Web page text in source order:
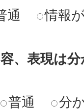
通 情報
、表現は
普通 分